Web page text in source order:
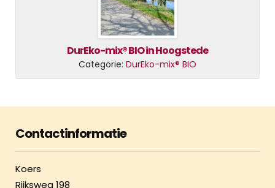
DurEko-mix® BIO in Hoogstede
Categorie: DurEko-mix® BIO
Contactinformatie
Koers
Rijksweg 198